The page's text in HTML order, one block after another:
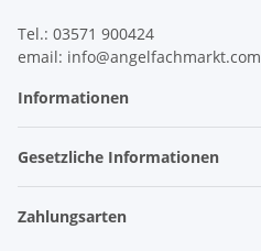
Tel.: 03571 900424
email: info@angelfachmarkt.com
Informationen
Gesetzliche Informationen
Zahlungsarten